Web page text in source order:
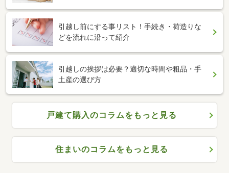
引越し前にする事リスト！手続き・荷造りな
どを流れに沿って紹介
引越しの挨拶は必要？適切な時間や粗品・手
土産の選び方
戸建て購入のコラムをもっと見る
住まいのコラムをもっと見る